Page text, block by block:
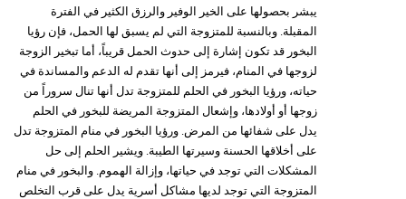
يبشر بحصولها على الخير الوفير والرزق الكثير في الفترة
المقبلة. وبالنسبة للمتزوجة التي لم يسبق لها الحمل، فإن رؤيا
البخور قد تكون إشارة إلى حدوث الحمل قريباً، أما تبخير الزوجة
لزوجها في المنام، فيرمز إلى أنها تقدم له الدعم والمساندة في
حياته، ورؤيا البخور في الحلم للمتزوجة تدل أنها تنال سروراً من
زوجها أو أولادها، وإشعال المتزوجة المريضة للبخور في الحلم
يدل على شفائها من المرض. ورؤيا البخور في منام المتزوجة تدل
على أخلاقها الحسنة وسيرتها الطيبة. ويشير الحلم إلى حل
المشكلات التي توجد في حياتها، وإزالة الهموم. والبخور في منام
المتزوجة التي توجد لديها مشاكل أسرية يدل على قرب التخلص